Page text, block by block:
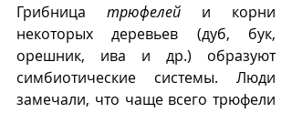
Грибница трюфелей и корни
некоторых деревьев (дуб, бук,
орешник, ива и др.) образуют
симбиотические системы. Люди
замечали, что чаще всего трюфели